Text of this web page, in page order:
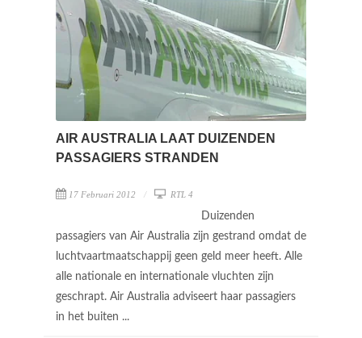
AIR AUSTRALIA LAAT DUIZENDEN
PASSAGIERS STRANDEN
17 Februari 2012 RTL 4
Duizenden
passagiers van Air Australia zijn gestrand omdat de
luchtvaartmaatschappij geen geld meer heeft. Alle
alle nationale en internationale vluchten zijn
geschrapt. Air Australia adviseert haar passagiers
in het buiten ...